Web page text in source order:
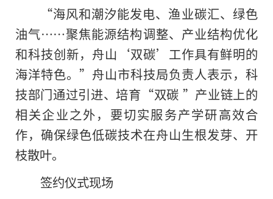
“海风和潮汐能发电、渔业碳汇、绿色
油气……聚焦能源结构调整、产业结构优化
和科技创新，舟山‘双碳’工作具有鲜明的
海洋特色。”舟山市科技局负责人表示，科
技部门通过引进、培育“双碳 ”产业链上的
相关企业之外，要切实服务产学研高效合
作，确保绿色低碳技术在舟山生根发芽、开
枝散叶。
签约仪式现场